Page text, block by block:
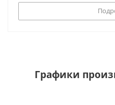
Графики